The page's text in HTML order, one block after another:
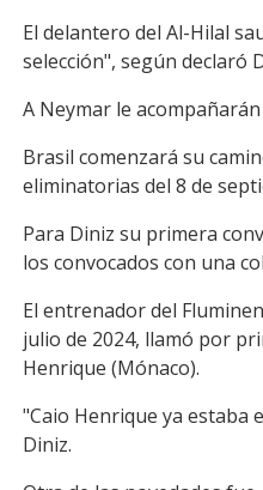
Email
Link
El delantero del Al-Hilal
selección", según declaró
A Neymar le
Brasil comenzará su
eliminatorias del 8 de
Para Diniz su primera
los convocados con una
El entrenador del
julio de 2024, llamó por
Henrique (Mónaco).
"Caio Henrique ya estaba
Diniz.